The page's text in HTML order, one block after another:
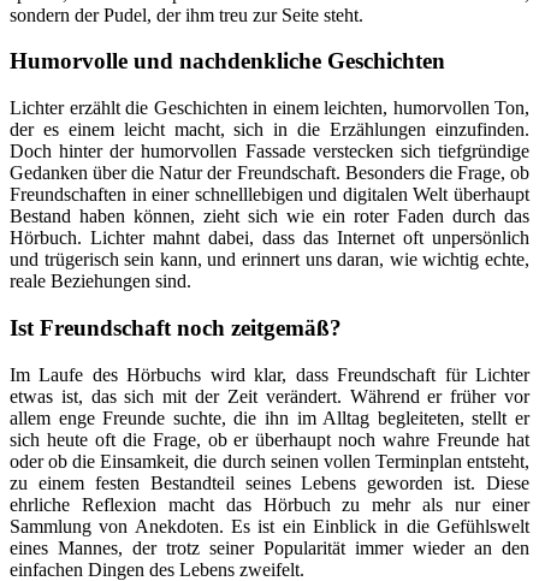
sondern der Pudel, der ihm treu zur Seite steht.
Humorvolle und nachdenkliche Geschichten
Lichter erzählt die Geschichten in einem leichten, humorvollen Ton,
der es einem leicht macht, sich in die Erzählungen einzufinden.
Doch hinter der humorvollen Fassade verstecken sich tiefgründige
Gedanken über die Natur der Freundschaft. Besonders die Frage, ob
Freundschaften in einer schnelllebigen und digitalen Welt überhaupt
Bestand haben können, zieht sich wie ein roter Faden durch das
Hörbuch. Lichter mahnt dabei, dass das Internet oft unpersönlich
und trügerisch sein kann, und erinnert uns daran, wie wichtig echte,
reale Beziehungen sind.
Ist Freundschaft noch zeitgemäß?
Im Laufe des Hörbuchs wird klar, dass Freundschaft für Lichter
etwas ist, das sich mit der Zeit verändert. Während er früher vor
allem enge Freunde suchte, die ihn im Alltag begleiteten, stellt er
sich heute oft die Frage, ob er überhaupt noch wahre Freunde hat
oder ob die Einsamkeit, die durch seinen vollen Terminplan entsteht,
zu einem festen Bestandteil seines Lebens geworden ist. Diese
ehrliche Reflexion macht das Hörbuch zu mehr als nur einer
Sammlung von Anekdoten. Es ist ein Einblick in die Gefühlswelt
eines Mannes, der trotz seiner Popularität immer wieder an den
einfachen Dingen des Lebens zweifelt.